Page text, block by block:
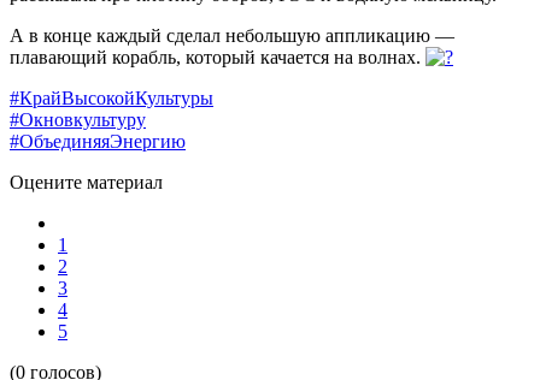
А в конце каждый сделал небольшую аппликацию —
плавающий корабль, который качается на волнах.
#КрайВысокойКультуры
#Окновкультуру
#ОбъединяяЭнергию
Оцените материал
1
2
3
4
5
(0 голосов)